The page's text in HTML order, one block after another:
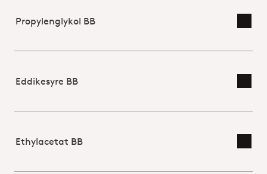
Propylenglykol BB
Eddikesyre BB
Ethylacetat BB